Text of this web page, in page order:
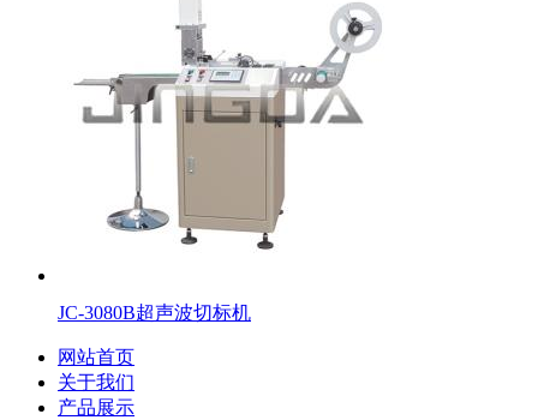
JC-3080B超声波切标机
网站首页
关于我们
产品展示